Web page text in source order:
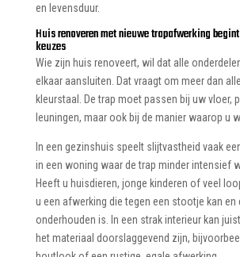
en levensduur.
Huis renoveren met nieuwe trapafwerking
keuzes
Wie zijn huis renoveert, wil dat alle
elkaar aansluiten. Dat vraagt om meer dan
kleurstaal. De trap moet passen bij uw vloer,
leuningen, maar ook bij de manier waarop u
In een gezinshuis speelt slijtvastheid vaak
in een woning waar de trap minder intensief
Heeft u huisdieren, jonge kinderen of veel
u een afwerking die tegen een stootje kan en
onderhouden is. In een strak interieur kan
het materiaal doorslaggevend zijn,